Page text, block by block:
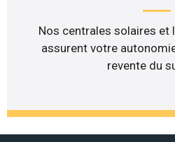
Nos centrales solaires et
assurent votre
revente du